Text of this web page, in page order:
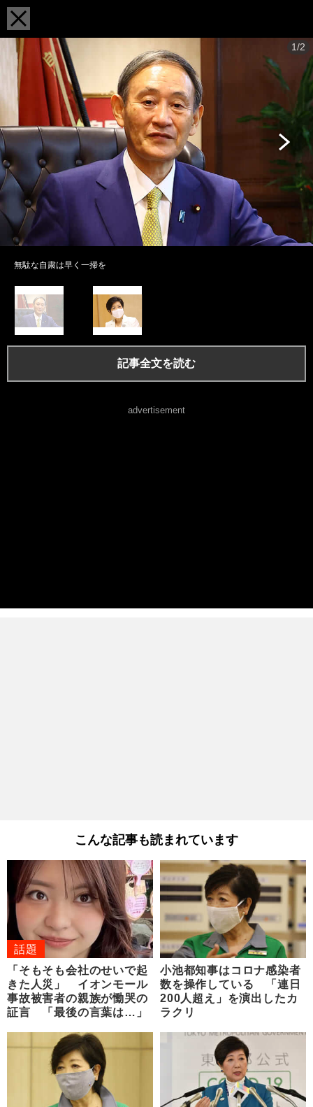
1/2
無駄な自粛は早く一掃を
記事全文を読む
advertisement
こんな記事も読まれています
話題
「そもそも会社のせいで起
きた人災」 イオンモール
事故被害者の親族が慟哭の
証言 「最後の言葉は…」
小池都知事はコロナ感染者
数を操作している 「連日
200人超え」を演出したカ
ラクリ